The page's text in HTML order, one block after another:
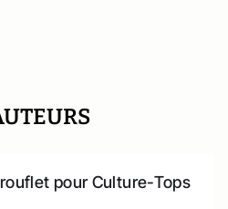
pour Culture-Tops